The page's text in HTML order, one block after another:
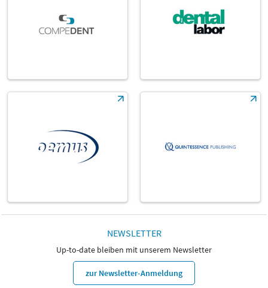
NEWSLETTER
Up-to-date bleiben mit unserem Newsletter
zur Newsletter-Anmeldung